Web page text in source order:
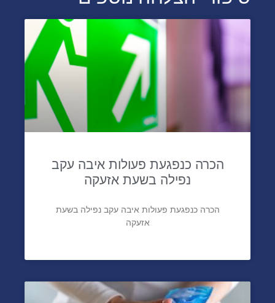
הכרה כנפגעת פעולות איבה עקב
נפילה בשעת אזעקה
הכרה כנפגעת פעולות איבה עקב נפילה בשעת
אזעקה